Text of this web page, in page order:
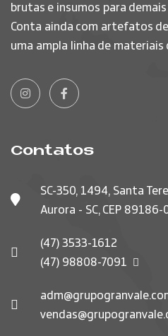
brutas e insumos para
Conta ainda com artefatos
uma ampla linha de materiais
Contatos
SC-350, 1494, Santa
Aurora - SC, CEP 89186-
(47) 3533-1612
(47) 98808-7091